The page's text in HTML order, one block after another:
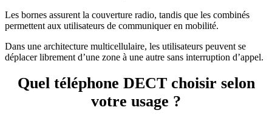
Les bornes assurent la couverture radio, tandis que les combinés
permettent aux utilisateurs de communiquer en mobilité.
Dans une architecture multicellulaire, les utilisateurs peuvent se
déplacer librement d’une zone à une autre sans interruption d’appel.
Quel téléphone DECT choisir selon
votre usage ?